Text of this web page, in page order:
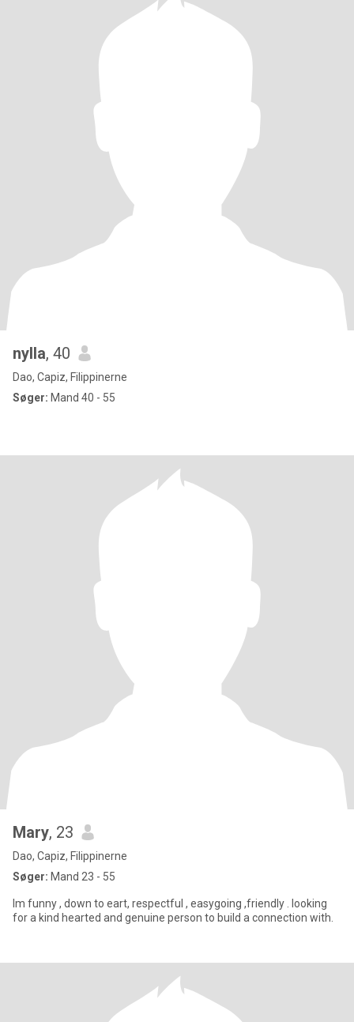
nylla, 40
Dao, Capiz, Filippinerne
Søger: Mand 40 - 55
Mary, 23
Dao, Capiz, Filippinerne
Søger: Mand 23 - 55
Im funny , down to eart, respectful , easygoing ,friendly . looking
for a kind hearted and genuine person to build a connection with.